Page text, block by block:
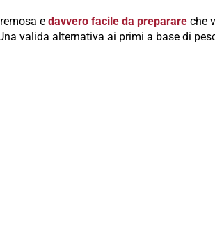
edavvero facile da preparareche
valida alternativa ai primi a base di